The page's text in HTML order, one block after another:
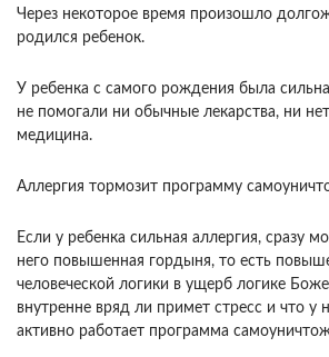
Через некоторое время произошло
родился ребенок.
У ребенка с самого рождения была
не помогали ни обычные лекарства, ни
медицина.
Аллергия тормозит программу
Если у ребенка сильная аллергия, сразу
него повышенная гордыня, то есть
человеческой логики в ущерб логике
внутренне вряд ли примет стресс и что у
активно работает программа